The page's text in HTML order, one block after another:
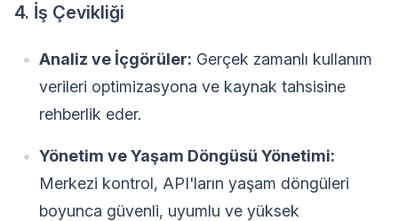
4. İş Çevikliği
Analiz ve İçgörüler: Gerçek zamanlı kullanım
verileri optimizasyona ve kaynak tahsisine
rehberlik eder.
Yönetim ve Yaşam Döngüsü Yönetimi:
Merkezi kontrol, API'ların yaşam döngüleri
boyunca güvenli, uyumlu ve yüksek